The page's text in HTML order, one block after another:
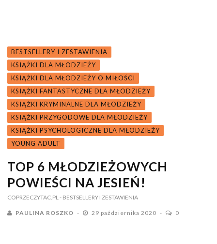
BESTSELLERY I ZESTAWIENIA
KSIĄŻKI DLA MŁODZIEŻY
KSIĄŻKI DLA MŁODZIEŻY O MIŁOŚCI
KSIĄŻKI FANTASTYCZNE DLA MŁODZIEŻY
KSIĄŻKI KRYMINALNE DLA MŁODZIEŻY
KSIĄŻKI PRZYGODOWE DLA MŁODZIEŻY
KSIĄŻKI PSYCHOLOGICZNE DLA MŁODZIEŻY
YOUNG ADULT
TOP 6 MŁODZIEŻOWYCH
POWIEŚCI NA JESIEŃ!
COPRZECZYTAC.PL - BESTSELLERY I ZESTAWIENIA
PAULINA ROSZKO 29 października 2020 0